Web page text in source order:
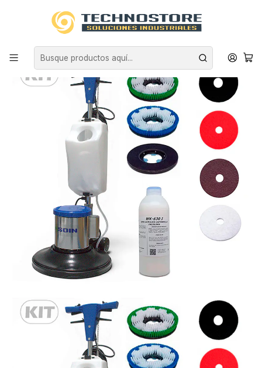
Inicio
KIT ESPECIAL ABRILLANTADORA 17 PULGADAS, PADS Y CERA